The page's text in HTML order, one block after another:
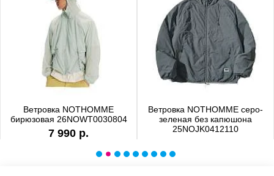
Ветровка NOTHOMME
бирюзовая 26NOWT0030804
7 990 р.
Ветровка NOTHOMME серо-
зеленая без капюшона
25NOJK0412110